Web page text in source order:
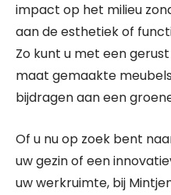
impact op het milieu
aan de esthetiek of
Zo kunt u met een
maat gemaakte
bijdragen aan een
Of u nu op zoek bent
uw gezin of een
uw werkruimte, bij